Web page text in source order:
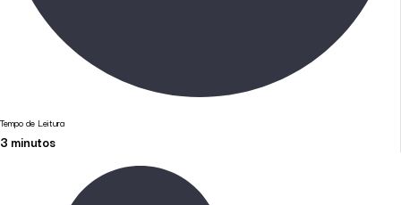
Tempo de Leitura
3 minutos